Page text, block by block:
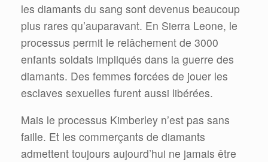
les diamants du sang sont devenus beaucoup
plus rares qu’auparavant. En Sierra Leone, le
processus permit le relâchement de 3000
enfants soldats impliqués dans la guerre des
diamants. Des femmes forcées de jouer les
esclaves sexuelles furent aussi libérées.
Mais le processus Kimberley n’est pas sans
faille. Et les commerçants de diamants
admettent toujours aujourd’hui ne jamais être